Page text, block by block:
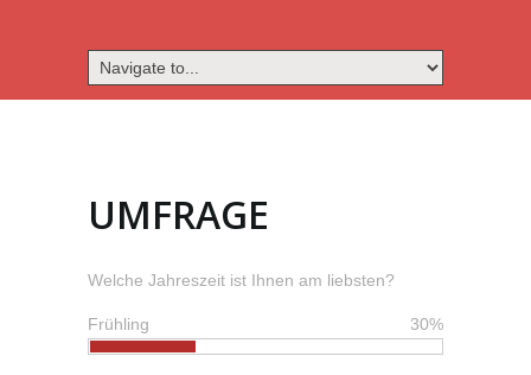
UMFRAGE
Welche Jahreszeit ist Ihnen am liebsten?
30%
Frühling